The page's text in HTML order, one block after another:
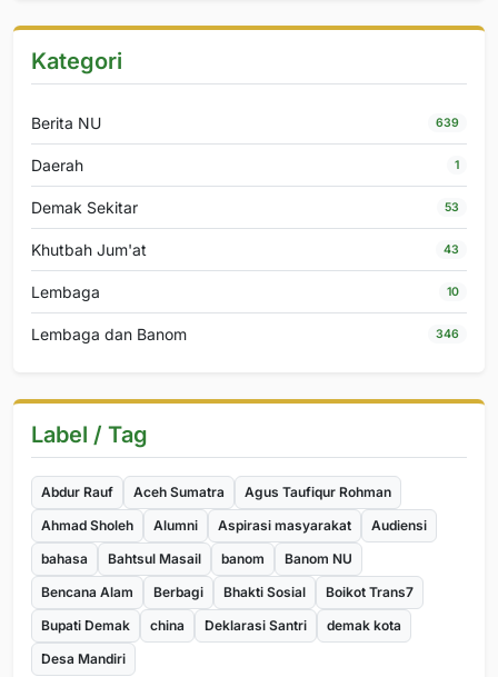
Kategori
Berita NU 639
Daerah 1
Demak Sekitar 53
Khutbah Jum'at 43
Lembaga 10
Lembaga dan Banom 346
Label / Tag
Abdur Rauf Aceh Sumatra
Agus Taufiqur Rohman
Ahmad Sholeh
Alumni Aspirasi masyarakat
Audiensi
bahasa
Bahtsul Masail banom
Banom NU
Bencana Alam
Berbagi Bhakti Sosial
Boikot Trans7
Bupati Demak
china Deklarasi Santri
demak kota
Desa Mandiri